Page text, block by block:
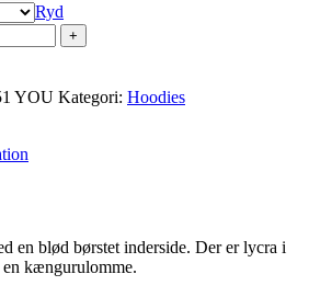
Ryd
YOU Kategori: Hoodies
en blød børstet inderside. Der er lycra i
kængurulomme.